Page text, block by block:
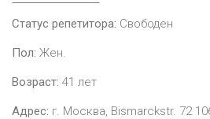
Статус репетитора: Свободен
Пол: Жен.
Возраст: 41 лет
Адрес: г. Москва, Bismarckstr. 72